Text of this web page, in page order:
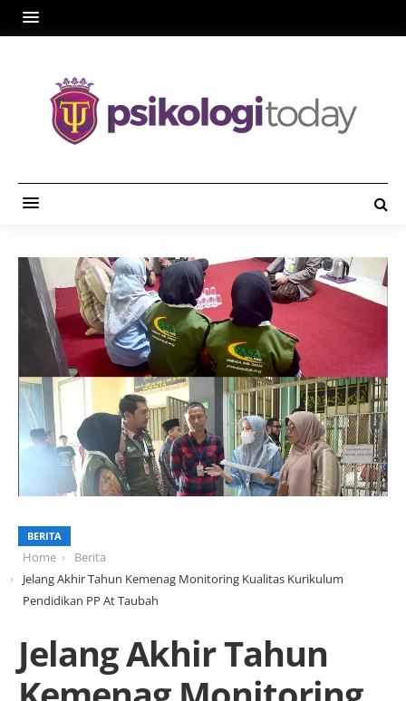
BERITA
Home
Berita
Jelang Akhir Tahun Kemenag Monitoring Kualitas Kurikulum
Pendidikan PP At Taubah
Jelang Akhir Tahun